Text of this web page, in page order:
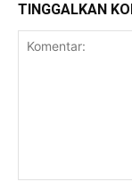
TINGGALKAN